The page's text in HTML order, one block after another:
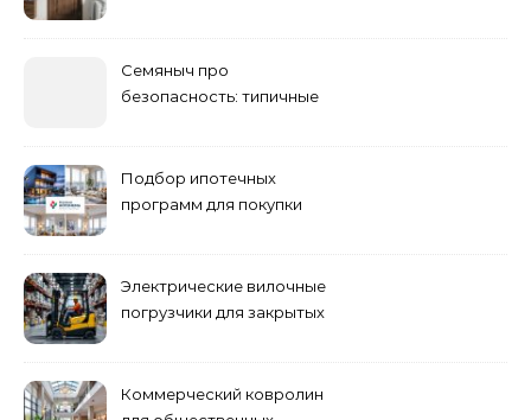
Семяныч про
безопасность: типичные
Подбор ипотечных
программ для покупки
Электрические вилочные
погрузчики для закрытых
Коммерческий ковролин